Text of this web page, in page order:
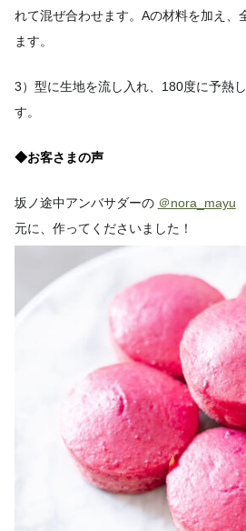
れて混ぜ合わせます。Aの材料を加え、
ます。
3）型に生地を流し入れ、180度に予熱
す。
◆お客さまの声
坂ノ途中アンバサダーの ＠nora_mayu
元に、作ってくださいました！